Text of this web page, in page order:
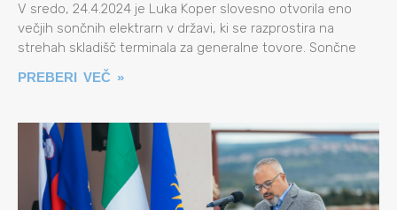
V sredo, 24.4.2024 je Luka Koper slovesno otvorila eno
večjih sončnih elektrarn v državi, ki se razprostira na
strehah skladišč terminala za generalne tovore. Sončne
PREBERI VEČ »